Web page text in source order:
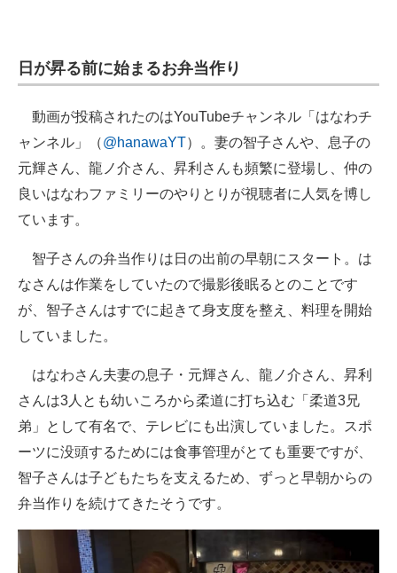
日が昇る前に始まるお弁当作り
動画が投稿されたのはYouTubeチャンネル「はなわチ
ャンネル」（@hanawaYT）。妻の智子さんや、息子の
元輝さん、龍ノ介さん、昇利さんも頻繁に登場し、仲の
良いはなわファミリーのやりとりが視聴者に人気を博し
ています。
智子さんの弁当作りは日の出前の早朝にスタート。は
なさんは作業をしていたので撮影後眠るとのことです
が、智子さんはすでに起きて身支度を整え、料理を開始
していました。
はなわさん夫妻の息子・元輝さん、龍ノ介さん、昇利
さんは3人とも幼いころから柔道に打ち込む「柔道3兄
弟」として有名で、テレビにも出演していました。スポ
ーツに没頭するためには食事管理がとても重要ですが、
智子さんは子どもたちを支えるため、ずっと早朝からの
弁当作りを続けてきたそうです。